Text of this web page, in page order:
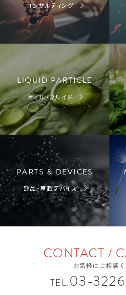
コンサルティング
LIQUID PARTICLE
オイル・フルイド
PARTS & DEVICES
部品・車載デバイス
CONTACT /
お気軽にご相談
TEL. 03-